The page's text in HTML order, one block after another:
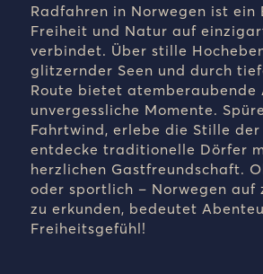
Radfahren in Norwegen ist ein
Freiheit und Natur auf
verbindet. Über stille
glitzernder Seen und durch
Route bietet atemberaubende
unvergessliche Momente.
Fahrtwind, erlebe die Stille der
entdecke traditionelle Dörfer
herzlichen Gastfreundschaft.
oder sportlich – Norwegen auf
zu erkunden, bedeutet
Freiheitsgefühl!